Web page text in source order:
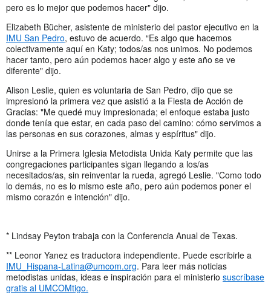
pero es lo mejor que podemos hacer" dijo.
Elizabeth Bücher, asistente de ministerio del pastor ejecutivo en la
IMU San Pedro, estuvo de acuerdo. “Es algo que hacemos
colectivamente aquí en Katy; todos/as nos unimos. No podemos
hacer tanto, pero aún podemos hacer algo y este año se ve
diferente" dijo.
Alison Leslie, quien es voluntaria de San Pedro, dijo que se
impresionó la primera vez que asistió a la Fiesta de Acción de
Gracias: "Me quedé muy impresionada; el enfoque estaba justo
donde tenía que estar, en cada paso del camino: cómo servimos a
las personas en sus corazones, almas y espíritus" dijo.
Unirse a la Primera Iglesia Metodista Unida Katy permite que las
congregaciones participantes sigan llegando a los/as
necesitados/as, sin reinventar la rueda, agregó Leslie. "Como todo
lo demás, no es lo mismo este año, pero aún podemos poner el
mismo corazón e intención" dijo.
* Lindsay Peyton trabaja con la Conferencia Anual de Texas.
** Leonor Yanez es traductora independiente. Puede escribirle a
IMU_Hispana-Latina@umcom.org. Para leer más noticias
metodistas unidas, ideas e inspiración para el ministerio suscríbase
gratis al UMCOMtigo.